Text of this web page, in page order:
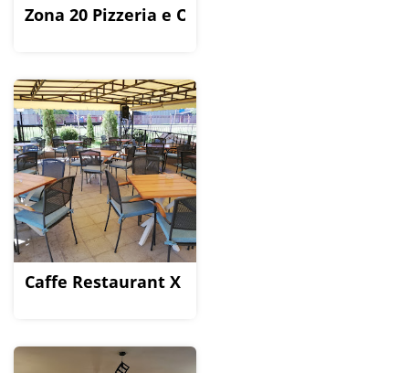
Zona 20 Pizzeria e Osteria Stepa
Caffe Restaurant X